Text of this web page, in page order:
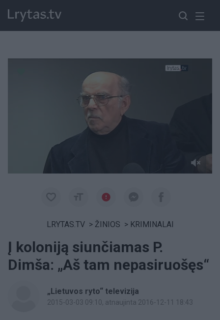
LRYTAS.TV > ŽINIOS > KRIMINALAI
Į koloniją siunčiamas P.
Dimša: „Aš tam nepasiruošęs“
„Lietuvos ryto“ televizija
2015-03-03 09:10, atnaujinta 2016-12-11 18:43